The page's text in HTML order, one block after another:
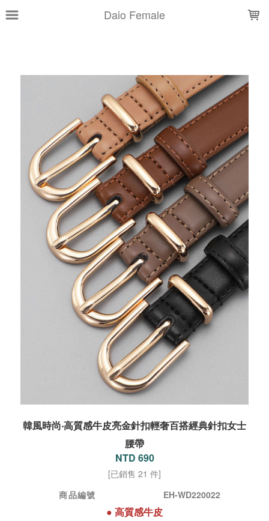
Daio Female
韓風時尚‧高質感牛皮亮金針扣輕奢百搭經典針扣女士
腰帶
NTD 690
[已銷售 21 件]
商品編號
EH-WD220022
● 高質感牛皮